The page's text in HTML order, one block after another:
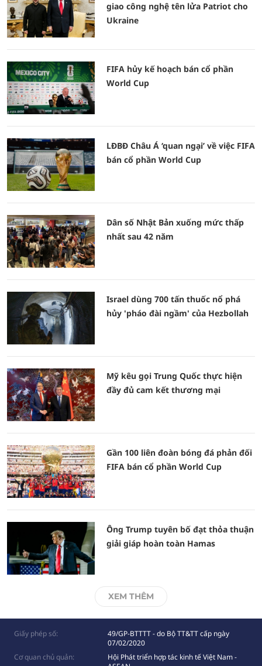
giao công nghệ tên lửa Patriot cho
Ukraine
FIFA hủy kế hoạch bán cổ phần
World Cup
LĐBĐ Châu Á ‘quan ngại’ về việc FIFA
bán cổ phần World Cup
Dân số Nhật Bản xuống mức thấp
nhất sau 42 năm
Israel dùng 700 tấn thuốc nổ phá
hủy 'pháo đài ngầm' của Hezbollah
Mỹ kêu gọi Trung Quốc thực hiện
đầy đủ cam kết thương mại
Gần 100 liên đoàn bóng đá phản đối
FIFA bán cổ phần World Cup
Ông Trump tuyên bố đạt thỏa thuận
giải giáp hoàn toàn Hamas
XEM THÊM
Giấy phép số:
49/GP-BTTTT - do Bộ TT&TT cấp ngày
07/02/2020
Cơ quan chủ quản:
Hội Phát triển hợp tác kinh tế Việt Nam -